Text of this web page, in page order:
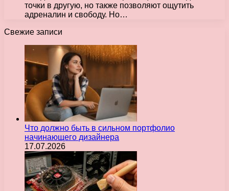
точки в другую, но также позволяют ощутить
адреналин и свободу. Но…
Свежие записи
Что должно быть в сильном портфолио
начинающего дизайнера
17.07.2026